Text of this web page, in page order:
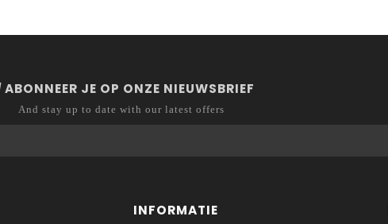
ABONNEER JE OP ONZE NIEUWSBRIEF
And stay up to date with our latest offers
INFORMATIE